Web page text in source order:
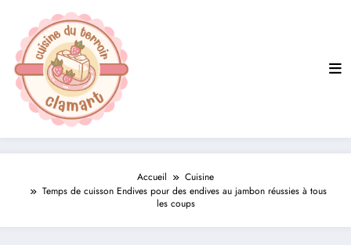
contenu
Accueil
Cuisine
Temps de cuisson Endives pour des endives au jambon réussies à tous
les coups